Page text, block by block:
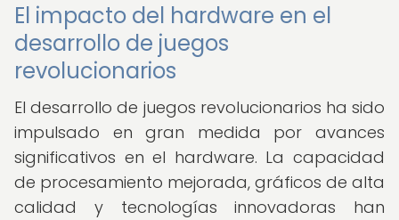
El impacto del hardware en el
desarrollo de juegos
revolucionarios
El desarrollo de juegos revolucionarios ha sido
impulsado en gran medida por avances
significativos en el hardware. La capacidad
de procesamiento mejorada, gráficos de alta
calidad y tecnologías innovadoras han